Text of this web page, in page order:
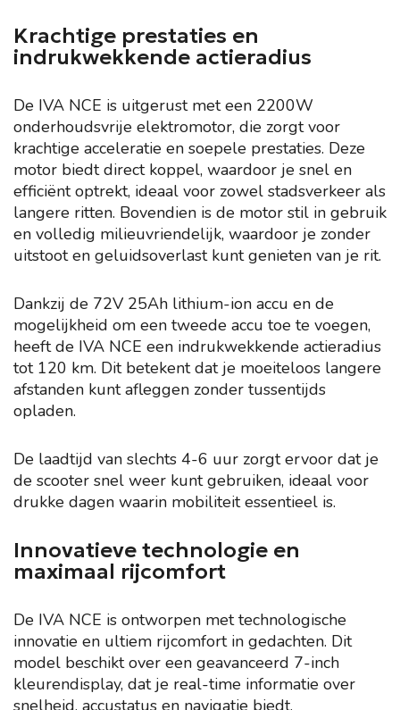
Krachtige prestaties en
indrukwekkende actieradius
De IVA NCE is uitgerust met een 2200W
onderhoudsvrije elektromotor, die zorgt voor
krachtige acceleratie en soepele prestaties. Deze
motor biedt direct koppel, waardoor je snel en
efficiënt optrekt, ideaal voor zowel stadsverkeer als
langere ritten. Bovendien is de motor stil in gebruik
en volledig milieuvriendelijk, waardoor je zonder
uitstoot en geluidsoverlast kunt genieten van je rit.
Dankzij de 72V 25Ah lithium-ion accu en de
mogelijkheid om een tweede accu toe te voegen,
heeft de IVA NCE een indrukwekkende actieradius
tot 120 km. Dit betekent dat je moeiteloos langere
afstanden kunt afleggen zonder tussentijds
opladen.
De laadtijd van slechts 4-6 uur zorgt ervoor dat je
de scooter snel weer kunt gebruiken, ideaal voor
drukke dagen waarin mobiliteit essentieel is.
Innovatieve technologie en
maximaal rijcomfort
De IVA NCE is ontworpen met technologische
innovatie en ultiem rijcomfort in gedachten. Dit
model beschikt over een geavanceerd 7-inch
kleurendisplay, dat je real-time informatie over
snelheid, accustatus en navigatie biedt.